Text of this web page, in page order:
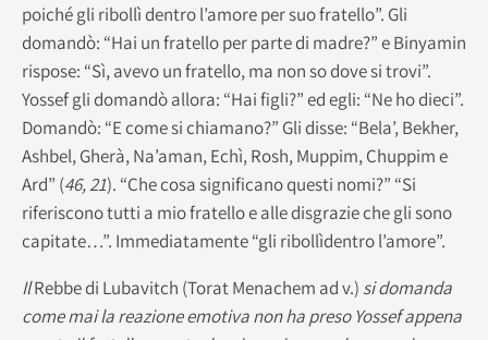
poiché gli ribollì dentro l’amore per suo fratello”. Gli
domandò: “Hai un fratello per parte di madre?” e Binyamin
rispose: “Sì, avevo un fratello, ma non so dove si trovi”.
Yossef gli domandò allora: “Hai figli?” ed egli: “Ne ho dieci”.
Domandò: “E come si chiamano?” Gli disse: “Bela’, Bekher,
Ashbel, Gherà, Na’aman, Echì, Rosh, Muppim, Chuppim e
Ard” (46, 21). “Che cosa significano questi nomi?” “Si
riferiscono tutti a mio fratello e alle disgrazie che gli sono
capitate…”. Immediatamente “gli ribollìdentro l’amore”.
IlRebbe di Lubavitch (Torat Menachem ad v.) si domanda
come mai la reazione emotiva non ha preso Yossef appena